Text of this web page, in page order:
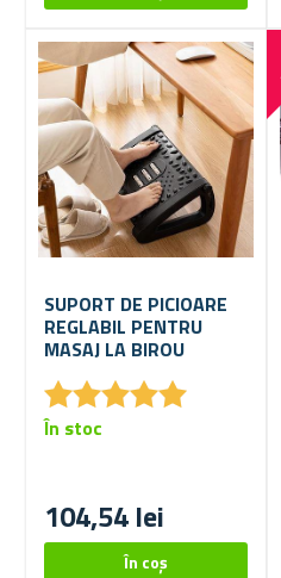
SUPORT DE PICIOARE
REGLABIL PENTRU
MASAJ LA BIROU
★★★★★
★★★★★
104,54 lei
În stoc